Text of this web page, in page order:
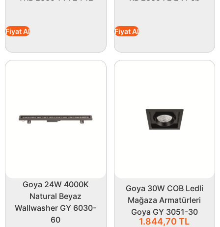
Fiyat Al Fiyat Al
Goya 24W 4000K
Natural Beyaz
Wallwasher GY 6030-
60
Goya 30W COB Ledli
Mağaza Armatürleri
Goya GY 3051-30
1.844,70 TL